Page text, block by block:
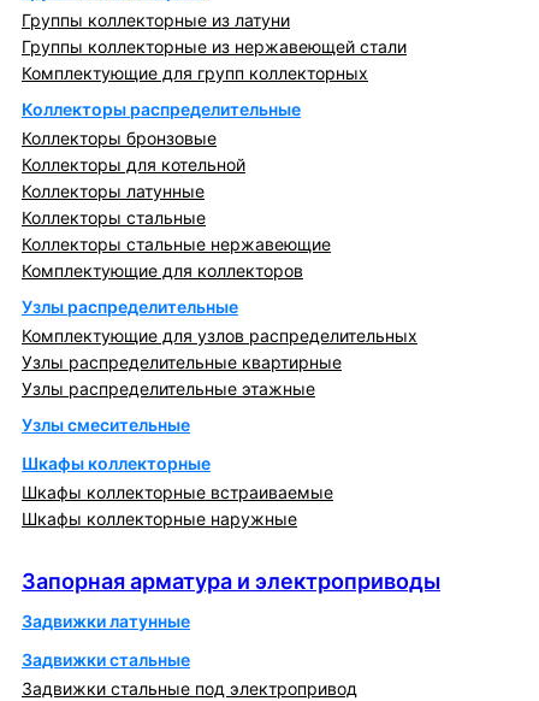
Группы коллекторные из латуни
Группы коллекторные из нержавеющей стали
Комплектующие для групп коллекторных
Коллекторы распределительные
Коллекторы бронзовые
Коллекторы для котельной
Коллекторы латунные
Коллекторы стальные
Коллекторы стальные нержавеющие
Комплектующие для коллекторов
Узлы распределительные
Комплектующие для узлов распределительных
Узлы распределительные квартирные
Узлы распределительные этажные
Узлы смесительные
Шкафы коллекторные
Шкафы коллекторные встраиваемые
Шкафы коллекторные наружные
Запорная арматура и электроприводы
Задвижки латунные
Задвижки стальные
Задвижки стальные под электропривод